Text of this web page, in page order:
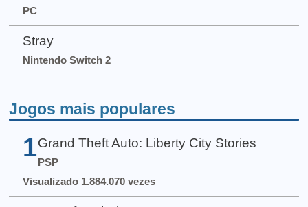
PC
Stray
Nintendo Switch 2
Jogos mais populares
1 Grand Theft Auto: Liberty City Stories
PSP
Visualizado 1.884.070 vezes